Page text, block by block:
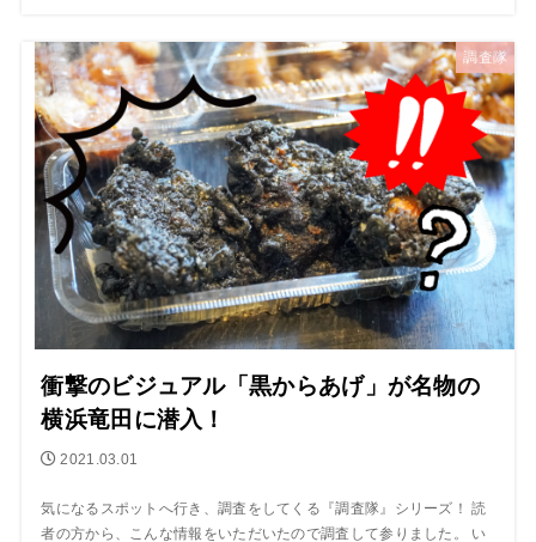
調査隊
衝撃のビジュアル「黒からあげ」が名物の
横浜竜田に潜入！
2021.03.01
気になるスポットへ行き、調査をしてくる『調査隊』シリーズ！ 読
者の方から、こんな情報をいただいたので調査して参りました。 い